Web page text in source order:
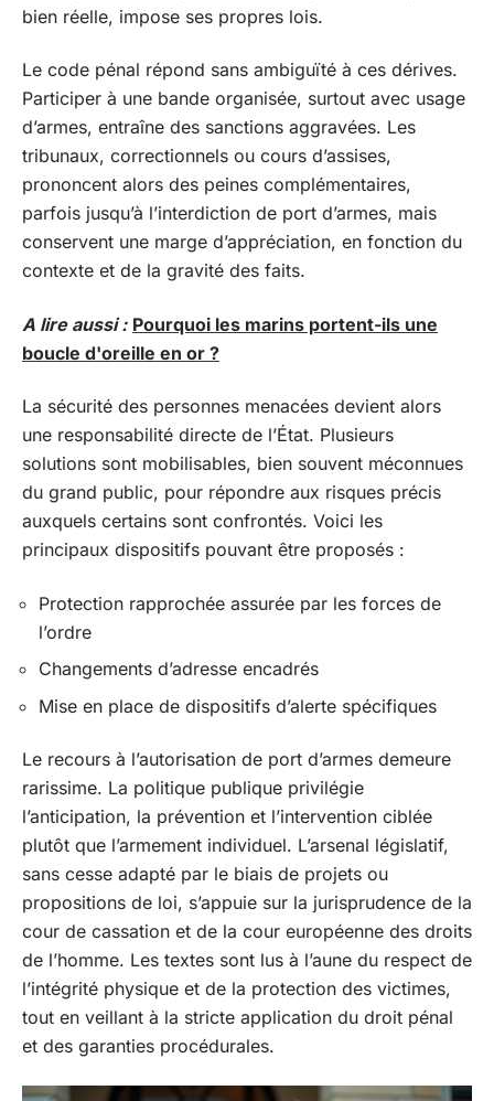
bien réelle, impose ses propres lois.
Le code pénal répond sans ambiguïté à ces dérives.
Participer à une bande organisée, surtout avec usage
d’armes, entraîne des sanctions aggravées. Les
tribunaux, correctionnels ou cours d’assises,
prononcent alors des peines complémentaires,
parfois jusqu’à l’interdiction de port d’armes, mais
conservent une marge d’appréciation, en fonction du
contexte et de la gravité des faits.
A lire aussi : Pourquoi les marins portent-ils une
boucle d'oreille en or ?
La sécurité des personnes menacées devient alors
une responsabilité directe de l’État. Plusieurs
solutions sont mobilisables, bien souvent méconnues
du grand public, pour répondre aux risques précis
auxquels certains sont confrontés. Voici les
principaux dispositifs pouvant être proposés :
Protection rapprochée assurée par les forces de
l’ordre
Changements d’adresse encadrés
Mise en place de dispositifs d’alerte spécifiques
Le recours à l’autorisation de port d’armes demeure
rarissime. La politique publique privilégie
l’anticipation, la prévention et l’intervention ciblée
plutôt que l’armement individuel. L’arsenal législatif,
sans cesse adapté par le biais de projets ou
propositions de loi, s’appuie sur la jurisprudence de la
cour de cassation et de la cour européenne des droits
de l’homme. Les textes sont lus à l’aune du respect de
l’intégrité physique et de la protection des victimes,
tout en veillant à la stricte application du droit pénal
et des garanties procédurales.